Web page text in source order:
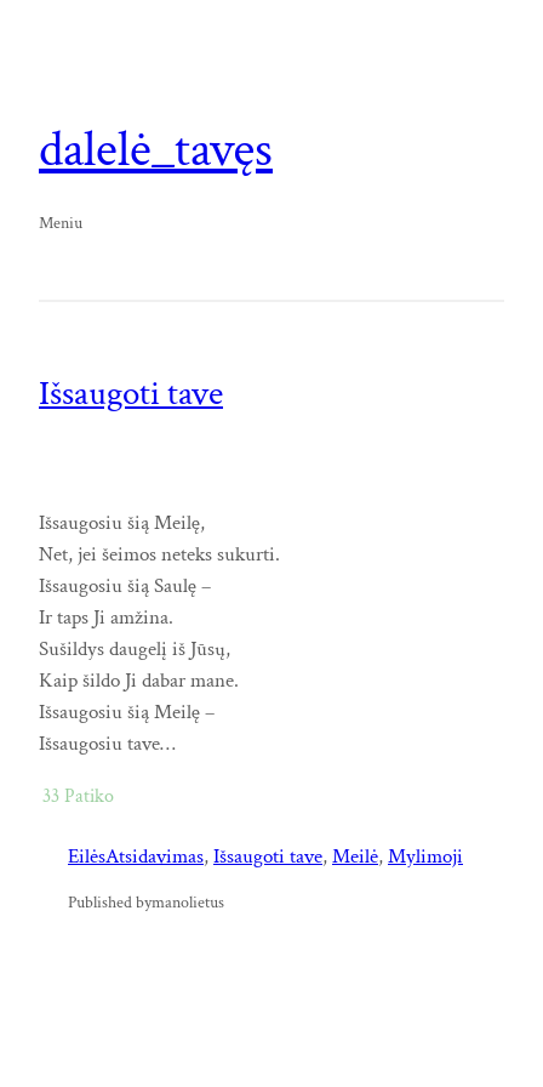
dalelė_tavęs
Meniu
Išsaugoti tave
Išsaugosiu šią Meilę,
Net, jei šeimos neteks sukurti.
Išsaugosiu šią Saulę –
Ir taps Ji amžina.
Sušildys daugelį iš Jūsų,
Kaip šildo Ji dabar mane.
Išsaugosiu šią Meilę –
Išsaugosiu tave…
33Patiko
EilėsAtsidavimas, Išsaugoti tave, Meilė, Mylimoji
Published bymanolietus